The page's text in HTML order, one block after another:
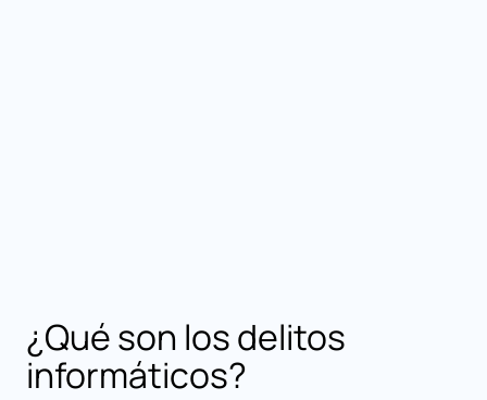
¿Qué son los delitos
informáticos?